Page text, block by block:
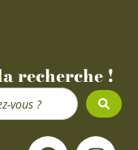
recherche !